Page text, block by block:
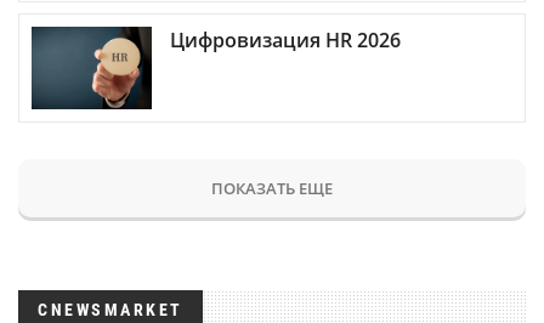
Цифровизация HR 2026
ПОКАЗАТЬ ЕЩЕ
CNEWSMARKET